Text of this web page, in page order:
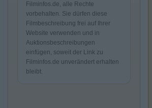
Filminfos.de, alle Rechte
vorbehalten. Sie dürfen diese
Filmbeschreibung frei auf Ihrer
Website verwenden und in
Auktionsbeschreibungen
einfügen, soweit der Link zu
Filminfos.de unverändert erhalten
bleibt.